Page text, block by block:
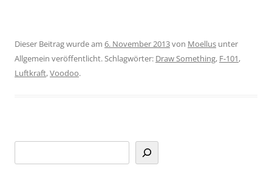
Dieser Beitrag wurde am 6. November 2013von Moellus unter
Allgemein veröffentlicht. Schlagwörter: Draw Something, F-101,
Luftkraft,Voodoo.